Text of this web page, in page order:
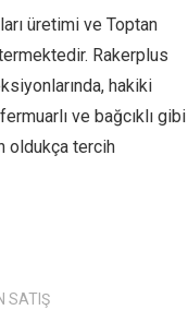
üretimi ve Toptan
Rakerplus
hakiki
ve bağcıklı gibi
oldukça tercih
SATIŞ